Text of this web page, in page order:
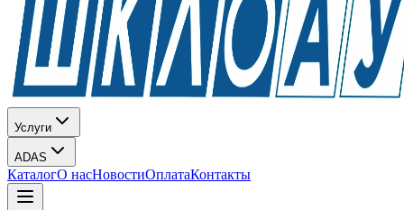
Услуги
ADAS
КаталогО насНовостиОплатаКонтакты